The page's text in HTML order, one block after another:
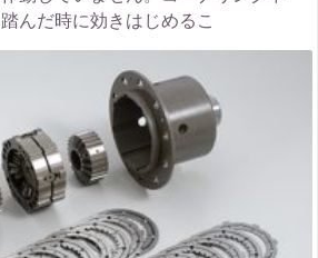
んだ時に効きはじめるこ